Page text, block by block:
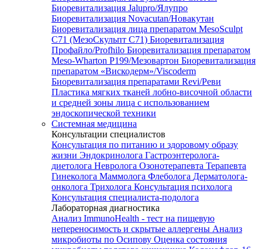
Биоревитализация Jalupro/Ялупро
Биоревитализация Novacutan/Новакутан
Биоревитализация лица препаратом MesoSculpt
C71 (МезоСкульпт С71) Биоревитализация
Профайло/Profhilo Биоревитализация препаратом
Meso-Wharton P199/Мезовартон Биоревитализация
препаратом «Вискодерм»/Viscoderm
Биоревитализация препаратами Revi/Реви
Пластика мягких тканей лобно-височной области
и средней зоны лица с использованием
эндоскопической техники
Системная медицина
Консультации специалистов
Консультация по питанию и здоровому образу
жизни Эндокринолога Гастроэнтеролога-
диетолога Невролога Озонотерапевта Терапевта
Гинеколога Маммолога Флеболога Дерматолога-
онколога Трихолога Консультация психолога
Консультация специалиста-подолога
Лабораторная диагностика
Анализ ImmunoHealth - тест на пищевую
непереносимость и скрытые аллергены Анализ
микробиоты по Осипову Оценка состояния